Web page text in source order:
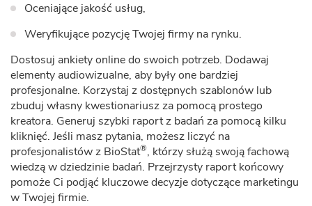
Oceniające jakość usług,
Weryfikujące pozycję Twojej firmy na rynku.
Dostosuj ankiety online do swoich potrzeb. Dodawaj
elementy audiowizualne, aby były one bardziej
profesjonalne. Korzystaj z dostępnych szablonów lub
zbuduj własny kwestionariusz za pomocą prostego
kreatora. Generuj szybki raport z badań za pomocą kilku
kliknięć. Jeśli masz pytania, możesz liczyć na
profesjonalistów z BioStat®, którzy służą swoją fachową
wiedzą w dziedzinie badań. Przejrzysty raport końcowy
pomoże Ci podjąć kluczowe decyzje dotyczące marketingu
w Twojej firmie.